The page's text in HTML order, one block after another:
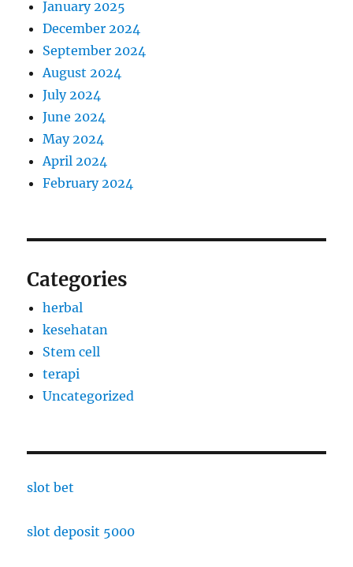
January 2025
December 2024
September 2024
August 2024
July 2024
June 2024
May 2024
April 2024
February 2024
Categories
herbal
kesehatan
Stem cell
terapi
Uncategorized
slot bet
slot deposit 5000